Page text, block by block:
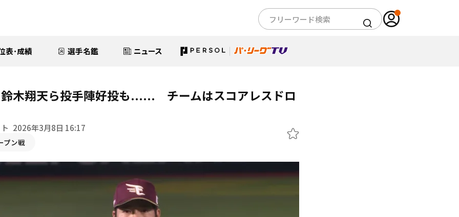
表･成績 選手名鑑 ニュース
木翔天ら投手陣好投も...... チームはスコアレスドロ
2026年3月8日 16:17
プン戦